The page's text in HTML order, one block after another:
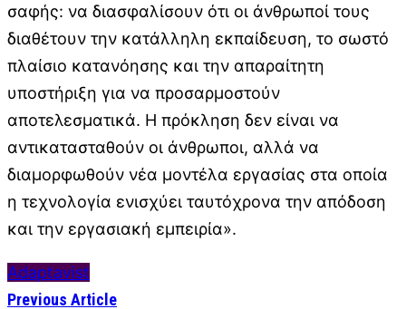
σαφής: να διασφαλίσουν ότι οι άνθρωποί τους
διαθέτουν την κατάλληλη εκπαίδευση, το σωστό
πλαίσιο κατανόησης και την απαραίτητη
υποστήριξη για να προσαρμοστούν
αποτελεσματικά. Η πρόκληση δεν είναι να
αντικατασταθούν οι άνθρωποι, αλλά να
διαμορφωθούν νέα μοντέλα εργασίας στα οποία
η τεχνολογία ενισχύει ταυτόχρονα την απόδοση
και την εργασιακή εμπειρία».
Adaptavist
Previous Article